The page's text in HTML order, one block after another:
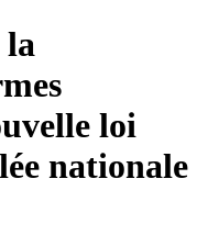
la
loi
nationale